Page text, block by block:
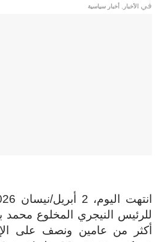
في الأخبار أخبار سياسية
للرئيس النيجري المخلوع محمد
أكثر من عامين ونصف على